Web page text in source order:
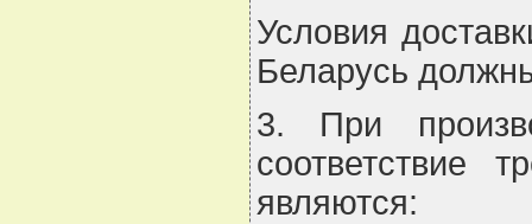
Условия
Беларусь
3. При
соответствие
являются: